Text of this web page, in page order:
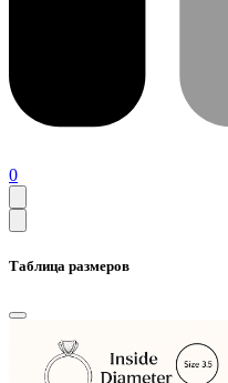
0
Таблица размеров